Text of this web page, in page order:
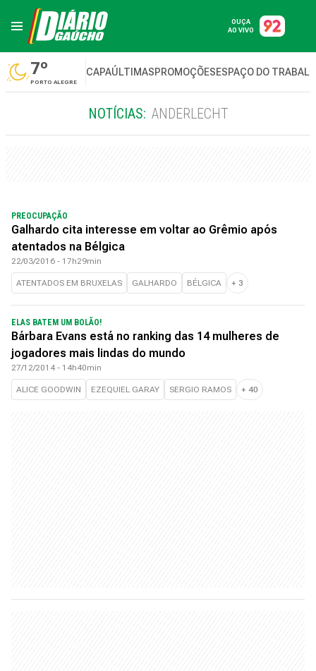
OUÇA
AO VIVO
7º
PORTO ALEGRE
CAPAÚLTIMASPROMOÇÕESESPAÇO DO
NOTÍCIAS: ANDERLECHT
PREOCUPAÇÃO
Galhardo cita interesse em voltar ao Grêmio após
atentados na Bélgica
22/03/2016 - 17h29min
ATENTADOS EM BRUXELAS GALHARDO BÉLGICA + 3
ELAS BATEM UM BOLÃO!
Bárbara Evans está no ranking das 14 mulheres de
jogadores mais lindas do mundo
27/12/2014 - 14h40min
ALICE GOODWIN EZEQUIEL GARAY SERGIO RAMOS + 40